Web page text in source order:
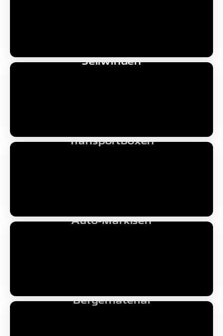
Seilwinden
Transportboxen
Auto-Markisen
Bergematerial